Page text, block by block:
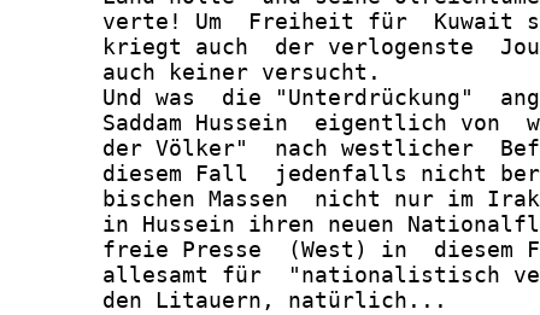
verte! Um  Freiheit für  Kuwait
kriegt auch  der verlogenste
       auch keiner versucht.
Und was  die "Unterdrückung"
Saddam Hussein  eigentlich von
der Völker"  nach westlicher
diesem Fall  jedenfalls nicht
bischen Massen  nicht nur im
in Hussein ihren neuen
freie Presse  (West) in  diesem
allesamt für  "nationalistisch
       den Litauern, natürlich...